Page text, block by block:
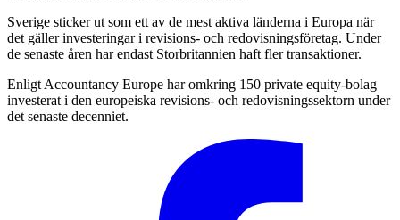
Sverige sticker ut som ett av de mest aktiva länderna i Europa när
det gäller investeringar i revisions- och redovisningsföretag. Under
de senaste åren har endast Storbritannien haft fler transaktioner.
Enligt Accountancy Europe har omkring 150 private equity-bolag
investerat i den europeiska revisions- och redovisningssektorn under
det senaste decenniet.